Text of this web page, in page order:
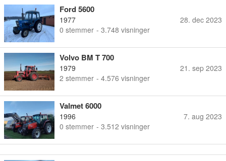
Ford 5600
1977
0 stemmer - 3.748 visninger
28. dec 2023
Volvo BM T 700
1979
2 stemmer - 4.576 visninger
21. sep 2023
Valmet 6000
1996
0 stemmer - 3.512 visninger
7. aug 2023